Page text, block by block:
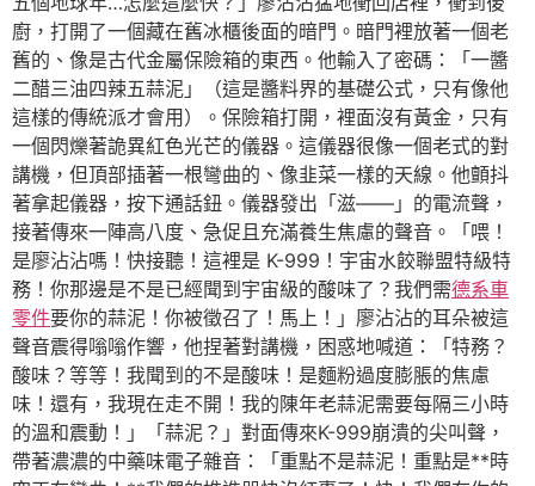
廚，打開了一個藏在舊冰櫃後面的暗門。暗門裡放著一個老
舊的、像是古代金屬保險箱的東西。他輸入了密碼：「一醬
二醋三油四辣五蒜泥」（這是醬料界的基礎公式，只有像他
這樣的傳統派才會用）。保險箱打開，裡面沒有黃金，只有
一個閃爍著詭異紅色光芒的儀器。這儀器很像一個老式的對
講機，但頂部插著一根彎曲的、像韭菜一樣的天線。他顫抖
著拿起儀器，按下通話鈕。儀器發出「滋——」的電流聲，
接著傳來一陣高八度、急促且充滿養生焦慮的聲音。「喂！
是廖沾沾嗎！快接聽！這裡是 K-999！宇宙水餃聯盟特級特
務！你那邊是不是已經聞到宇宙級的酸味了？我們需德系車
零件要你的蒜泥！你被徵召了！馬上！」廖沾沾的耳朵被這
聲音震得嗡嗡作響，他捏著對講機，困惑地喊道：「特務？
酸味？等等！我聞到的不是酸味！是麵粉過度膨脹的焦慮
味！還有，我現在走不開！我的陳年老蒜泥需要每隔三小時
的溫和震動！」「蒜泥？」對面傳來K-999崩潰的尖叫聲，
帶著濃濃的中藥味電子雜音：「重點不是蒜泥！重點是**時